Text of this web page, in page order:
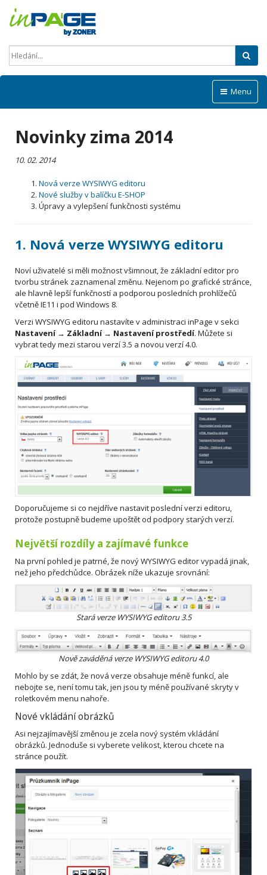
Menu
Novinky zima 2014
10. 02. 2014
Nová verze WYSIWYG editoru
Nové služby v balíčku E-SHOP
Úpravy a vylepšení funkčnosti systému
1. Nová verze WYSIWYG editoru
Noví uživatelé si měli možnost všimnout, že základní editor pro
tvorbu stránek zaznamenal změnu. Nejenom po grafické stránce,
ale hlavně lepší funkčností a podporou posledních prohlížečů
včetně IE11 i pod Windows 8.
Verzi WYSIWYG editoru nastavíte v administraci inPage v sekci
Nastavení → Základní → Nastavení prostředí. Můžete si
vybrat tedy mezi starou verzí 3.5 a novou verzí 4.0.
Doporučujeme si co nejdříve nastavit poslední verzi editoru,
protože postupně budeme upoštět od podpory starých verzí.
Největší rozdíly a zajímavé funkce
Na první pohled je patrné, že nový WYSIWYG editor vypadá jinak,
než jeho předchůdce. Obrázek níže ukazuje srovnání:
Stará verze WYSIWYG editoru 3.5
Nově zaváděná verze WYSIWYG editoru 4.0
Mohlo by se zdát, že nová verze obsahuje méně funkcí, ale
nebojte se, není tomu tak, jen jsou ty méně používané skryty v
roletkovém menu nahoře.
Nové vkládání obrázků
Asi nejzajímavější změnou je zcela nový systém vkládání
obrázků. Jednoduše si vyberete velikost, kterou chcete na
stránce použít.